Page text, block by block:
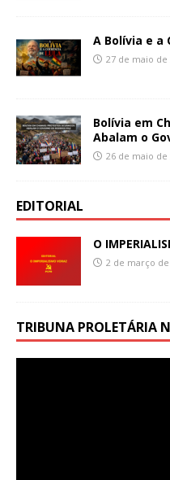
A Bolívia e a
27 de maio de
Bolívia em
Abalam o
26 de maio de
EDITORIAL
O
2 de março de
TRIBUNA PROLETÁRIA